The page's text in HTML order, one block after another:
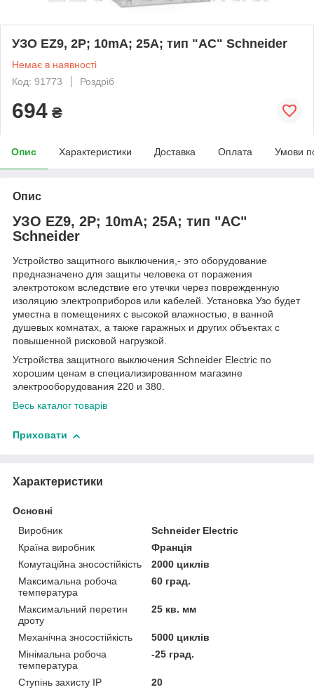
УЗО EZ9, 2Р; 10mА; 25А; тип "АС" Schneider
Немає в наявності
Код: 91773
Роздріб
694 ₴
Опис Характеристики Доставка Оплата Умови
Опис
УЗО EZ9, 2Р; 10mА; 25А; тип "АС"
Schneider
Устройство защитного выключения,- это оборудование
предназначено для защиты человека от поражения
электротоком вследствие его утечки через поврежденную
изоляцию электроприборов или кабелей. Установка Узо будет
уместна в помещениях с высокой влажностью, в ванной
душевых комнатах, а также гаражных и других объектах с
повышенной рисковой нагрузкой.
Устройства защитного выключения Schneider Electric по
хорошим ценам в специализированном магазине
электрооборудования 220 и 380.
Весь каталог товарів
Приховати
Характеристики
Основні
Виробник
Schneider Electric
Країна виробник
Франція
Комутаційна зносостійкість
2000 циклів
Максимальна робоча
температура
60 град.
Максимальний перетин
дроту
25 кв. мм
Механічна зносостійкість
5000 циклів
Мінімальна робоча
температура
-25 град.
Ступінь захисту IP
20